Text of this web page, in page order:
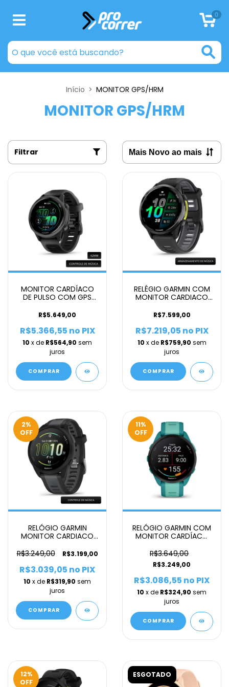
0
Início > MONITOR GPS/HRM
MONITOR GPS/HRM
Filtrar
MONITOR CARDÍACO
DE PULSO COM GPS
570 UNISSEX CINZA
R$5.649,00
10 x de R$564,90 sem
juros
R$5.366,55 no PIX
COMPRAR
RELÉGIO GARMIN COM
MONITOR CARDIACO
FORERUNNER 970
R$7.599,00
10 x de R$759,90 sem
juros
R$7.219,05 no PIX
COMPRAR
2%
OFF
RELÓGIO GARMIN
MONITOR CARDIACO
FORERUNNER 165 MUSIC
R$3.249,00 R$3.199,00
10 x de R$319,90 sem
juros
R$3.039,05 no PIX
COMPRAR
11%
OFF
RELÓGIO GARMIN COM
MONITOR CARDÍACO
FORERUNNER 165 MUSIC
UNISSEX AZUL
R$3.649,00
R$3.249,00
10 x de R$324,90 sem
juros
R$3.086,55 no PIX
COMPRAR
12%
OFF
ESGOTADO